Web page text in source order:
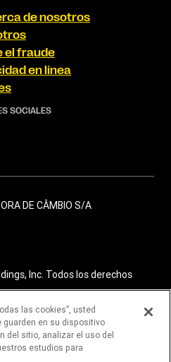
de nosotros
el fraude
en línea
SOCIALES
DE CÂMBIO S/A
Inc. Todos los derechos
las cookies”, usted
en su dispositivo
del sitio, analizar el uso del
estudios para